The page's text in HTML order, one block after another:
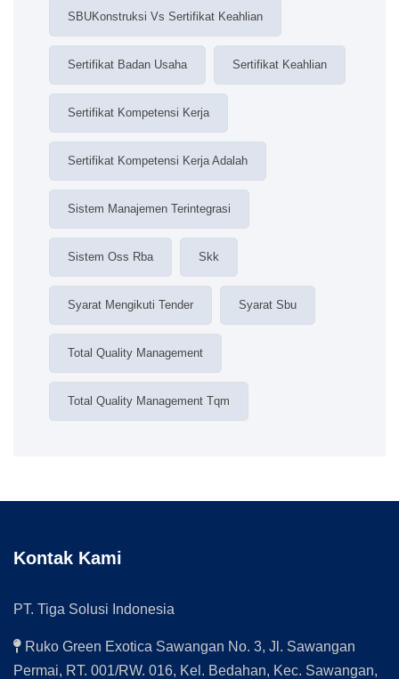
SBUKonstruksi Vs Sertifikat Keahlian
Sertifikat Badan Usaha Sertifikat Keahlian
Sertifikat Kompetensi Kerja
Sertifikat Kompetensi Kerja Adalah
Sistem Manajemen Terintegrasi
Sistem Oss Rba Skk
Syarat Mengikuti Tender Syarat Sbu
Total Quality Management
Total Quality Management Tqm
Kontak Kami
PT. Tiga Solusi Indonesia
Ruko Green Exotica Sawangan No. 3, Jl. Sawangan
Permai, RT. 001/RW. 016, Kel. Bedahan, Kec. Sawangan,